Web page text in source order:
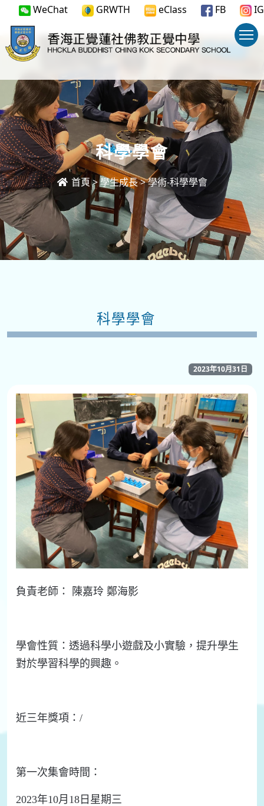
WeChat GRWTH eClass FB IG
科學學會
首頁 >學生成長>學術-科學學會
科學學會
2023年10月31日
負責老師： 陳嘉玲 鄭海影
學會性質： 透過科學小遊戲及小實驗，提升學生
對於學習科學的興趣。
近三年獎項： /
第一次集會時間：
2023年10月 18 日星期三